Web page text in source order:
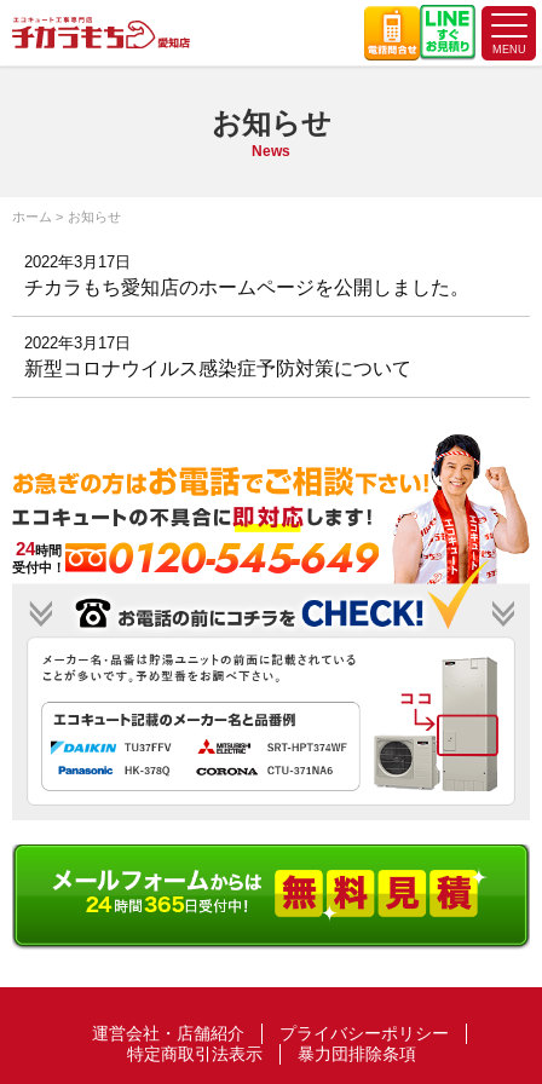
お知らせ
News
ホーム お知らせ
2022年3月17日
チカラもち愛知店のホームページを公開しました。
2022年3月17日
新型コロナウイルス感染症予防対策について
24時間
受付中！
0120-545-649
運営会社・店舗紹介
プライバシーポリシー
特定商取引法表示
暴力団排除条項